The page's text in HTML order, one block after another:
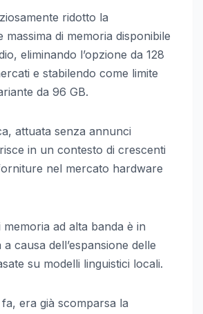
ridotto la
di memoria disponibile
eliminando l’opzione da 128
e stabilendo come limite
da 96 GB.
attuata senza annunci
in un contesto di crescenti
nel mercato hardware
memoria ad alta banda è in
causa dell’espansione delle
su modelli linguistici locali.
era già scomparsa la